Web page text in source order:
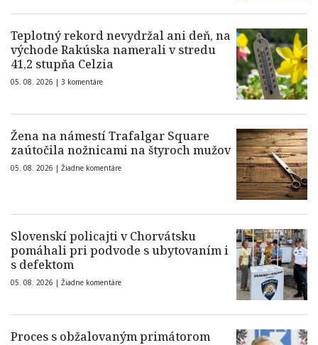
Teplotný rekord nevydržal ani deň, na
východe Rakúska namerali v stredu
41,2 stupňa Celzia
05. 08. 2026 | 3 komentáre
Žena na námestí Trafalgar Square
zaútočila nožnicami na štyroch mužov
05. 08. 2026 | Žiadne komentáre
Slovenskí policajti v Chorvátsku
pomáhali pri podvode s ubytovaním i
s defektom
05. 08. 2026 | Žiadne komentáre
Proces s obžalovaným primátorom